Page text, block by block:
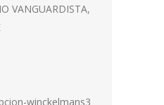
VANGUARDISTA,